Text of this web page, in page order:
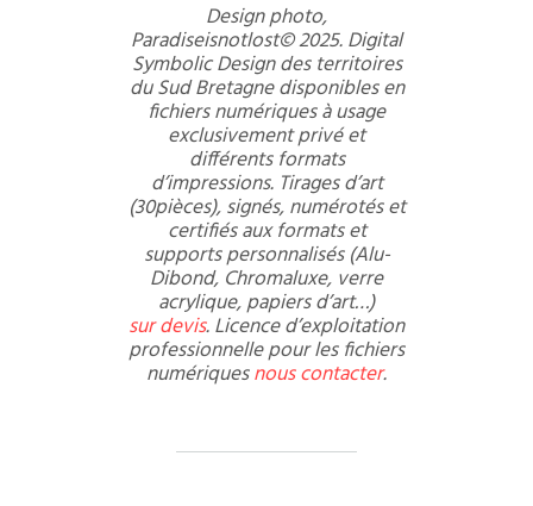
Design photo,
Paradiseisnotlost© 2025. Digital
Symbolic Design des territoires
du Sud Bretagne disponibles en
fichiers numériques à usage
exclusivement privé et
différents formats
d’impressions. Tirages d’art
(30pièces), signés, numérotés et
certifiés aux formats et
supports personnalisés (Alu-
Dibond, Chromaluxe, verre
acrylique, papiers d’art…)
sur devis. Licence d’exploitation
professionnelle pour les fichiers
numériquesnous contacter.